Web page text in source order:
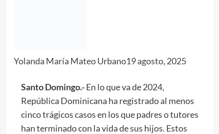
Yolanda María Mateo Urbano19 agosto, 2025
Santo Domingo.-En lo que va de 2024,
República Dominicana ha registrado al menos
cinco trágicos casos en los que padres o tutores
han terminado con la vida de sus hijos. Estos